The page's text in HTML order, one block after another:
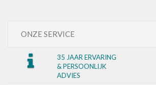
ONZE SERVICE
35 JAAR ERVARING
& PERSOONLIJK
ADVIES